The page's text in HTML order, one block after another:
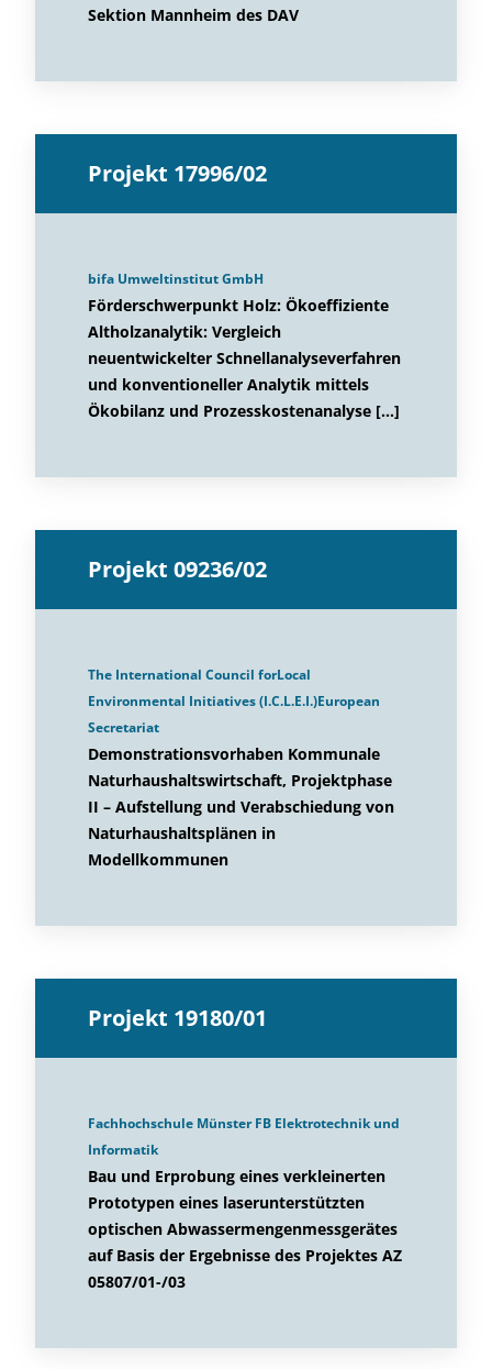
Sektion Mannheim des DAV
Projekt 17996/02
bifa Umweltinstitut GmbH
Förderschwerpunkt Holz: Ökoeffiziente
Altholzanalytik: Vergleich
neuentwickelter Schnellanalyseverfahren
und konventioneller Analytik mittels
Ökobilanz und Prozesskostenanalyse […]
Projekt 09236/02
The International Council forLocal
Environmental Initiatives (I.C.L.E.I.)European
Secretariat
Demonstrationsvorhaben Kommunale
Naturhaushaltswirtschaft, Projektphase
II – Aufstellung und Verabschiedung von
Naturhaushaltsplänen in
Modellkommunen
Projekt 19180/01
Fachhochschule Münster FB Elektrotechnik und
Informatik
Bau und Erprobung eines verkleinerten
Prototypen eines laserunterstützten
optischen Abwassermengenmessgerätes
auf Basis der Ergebnisse des Projektes AZ
05807/01-/03